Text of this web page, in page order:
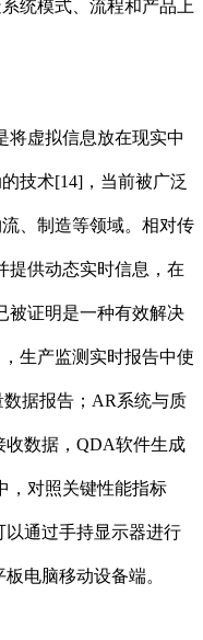
统模式、流程和产品上
将虚拟信息放在现实中
技术[14]，当前被广泛
、制造等领域。相对传
提供动态实时信息，在
被证明是一种有效解决
生产监测实时报告中使
据报告；AR系统与质
数据，QDA软件生成
，对照关键性能指标
通过手持显示器进行
电脑移动设备端。